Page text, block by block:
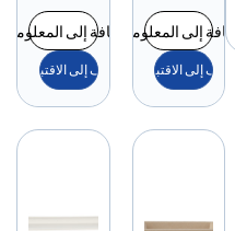
إضافة إلى المعلومات
أضف إلى الاقتباس
إضافة إلى
أضف إلى الاقتباس